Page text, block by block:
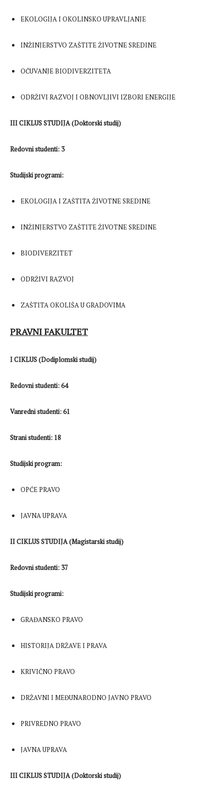
EKOLOGIJA I OKOLINSKO UPRAVLJANJE
INŽINJERSTVO ZAŠTITE ŽIVOTNE SREDINE
OČUVANJE BIODIVERZITETA
ODRŽIVI RAZVOJ I OBNOVLJIVI IZBORI ENERGIJE
III CIKLUS STUDIJA (Doktorski studij)
Redovni studenti: 3
Studijski programi:
EKOLOGIJA I ZAŠTITA ŽIVOTNE SREDINE
INŽINJERSTVO ZAŠTITE ŽIVOTNE SREDINE
BIODIVERZITET
ODRŽIVI RAZVOJ
ZAŠTITA OKOLIŠA U GRADOVIMA
PRAVNI FAKULTET
I CIKLUS (Dodiplomski studij)
Redovni studenti: 64
Vanredni studenti: 61
Strani studenti: 18
Studijski program:
OPĆE PRAVO
JAVNA UPRAVA
II CIKLUS STUDIJA (Magistarski studij)
Redovni studenti: 37
Studijski programi:
GRAĐANSKO PRAVO
HISTORIJA DRŽAVE I PRAVA
KRIVIČNO PRAVO
DRŽAVNI I MEĐUNARODNO JAVNO PRAVO
PRIVREDNO PRAVO
JAVNA UPRAVA
III CIKLUS STUDIJA (Doktorski studij)